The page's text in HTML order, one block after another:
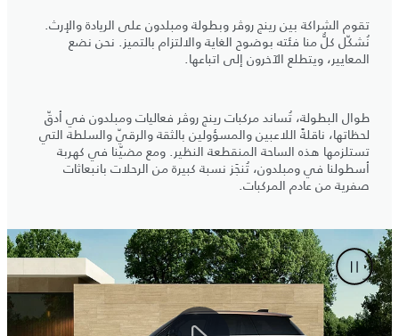
تقوم الشراكة بين رينج روڤر وبطولة ومبلدون على الريادة والإرث.
نُشكّل كلٌّ منا فئته بوضوح الغاية والالتزام بالتميز. نحن نضع
المعايير، ويتطلع الآخرون إلى اتباعها.
طوال البطولة، تُساند مركبات رينج روڤر فعاليات ومبلدون في أدقّ
لحظاتها، ناقلةً اللاعبين والمسؤولين بالثقة والرقيّ والسلطة التي
تستلزمها هذه الساحة المنقطعة النظير. ومع مضيّنا في كهربة
أسطولنا في ومبلدون، تُنجَز نسبة كبيرة من الرحلات بانبعاثات
صفرية من عادم المركبات.